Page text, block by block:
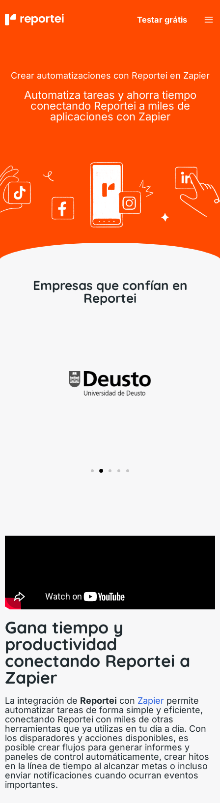
al
contenido
Testar grátis
Crear automatizaciones con Reportei en Zapier
Automatiza tareas y ahorra tiempo
conectando Reportei a miles de
aplicaciones con Zapier
Empresas que confían en
Reportei
Gana tiempo y
productividad
conectando Reportei a
Zapier
La integración de Reportei con Zapier permite
automatizar tareas de forma simple y eficiente,
conectando Reportei con miles de otras
herramientas que ya utilizas en tu día a día. Con
los disparadores y acciones disponibles, es
posible crear flujos para generar informes y
paneles de control automáticamente, crear hitos
en la línea de tiempo al alcanzar metas o incluso
enviar notificaciones cuando ocurran eventos
importantes.